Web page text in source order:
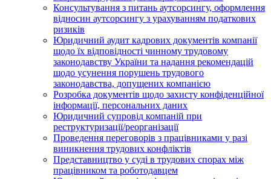
Консультування з питань аутсорсингу, оформлення
відносин аутсорсингу з урахуванням податкових
ризиків
Юридичний аудит кадрових документів компанії
щодо їх відповідності чинному трудовому
законодавству України та надання рекомендацій
щодо усунення порушень трудового
законодавства, допущених компанією
Розробка документів щодо захисту конфіденційної
інформації, персональних даних
Юридичний супровід компаній при
реструктуризації/реорганізації
Проведення переговорів з працівниками у разі
виникнення трудових конфліктів
Представництво у суді в трудових спорах між
працівником та роботодавцем